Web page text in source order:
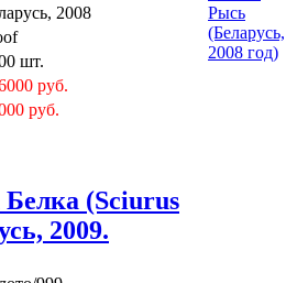
2008
шт.
руб.
руб.
Белка (Sciurus
2009.